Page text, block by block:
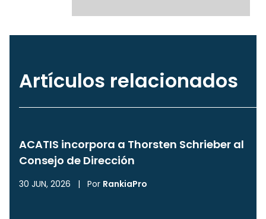
Artículos relacionados
ACATIS incorpora a Thorsten Schrieber al
Consejo de Dirección
30 JUN, 2026 | Por RankiaPro